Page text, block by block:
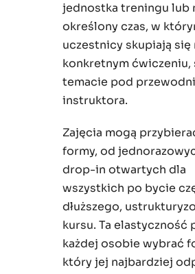
jednostka treningu lub
określony czas, w
uczestnicy skupiają się
konkretnym ćwiczeniu,
temacie pod
instruktora.
Zajęcia mogą
formy, od
drop-in otwartych dla
wszystkich po bycie
dłuższego,
kursu. Ta elastyczność
każdej osobie wybrać
który jej najbardziej